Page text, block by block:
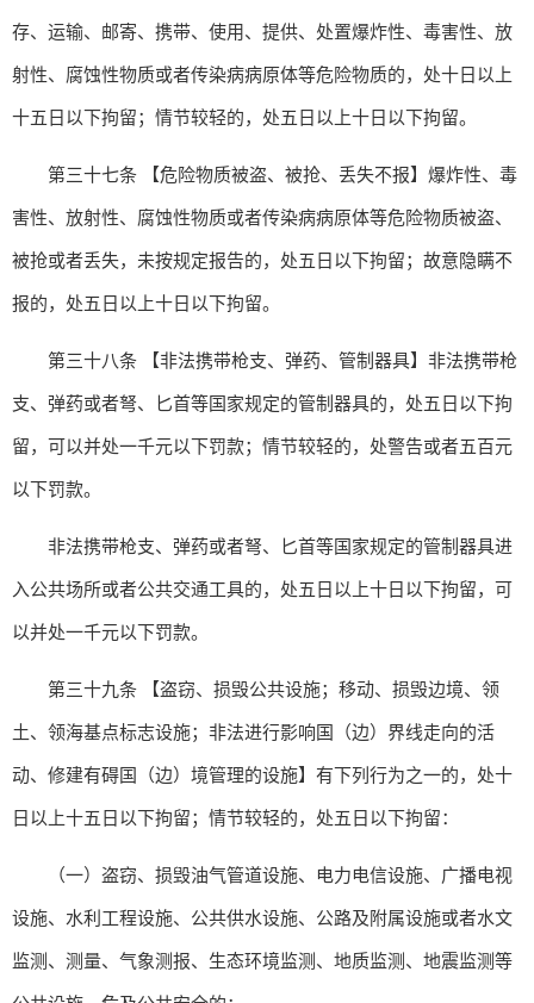
存、运输、邮寄、携带、使用、提供、处置爆炸性、毒害性、放
射性、腐蚀性物质或者传染病病原体等危险物质的，处十日以上
十五日以下拘留；情节较轻的，处五日以上十日以下拘留。
第三十七条 【危险物质被盗、被抢、丢失不报】爆炸性、毒
害性、放射性、腐蚀性物质或者传染病病原体等危险物质被盗、
被抢或者丢失，未按规定报告的，处五日以下拘留；故意隐瞒不
报的，处五日以上十日以下拘留。
第三十八条 【非法携带枪支、弹药、管制器具】非法携带枪
支、弹药或者弩、匕首等国家规定的管制器具的，处五日以下拘
留，可以并处一千元以下罚款；情节较轻的，处警告或者五百元
以下罚款。
非法携带枪支、弹药或者弩、匕首等国家规定的管制器具进
入公共场所或者公共交通工具的，处五日以上十日以下拘留，可
以并处一千元以下罚款。
第三十九条 【盗窃、损毁公共设施；移动、损毁边境、领
土、领海基点标志设施；非法进行影响国（边）界线走向的活
动、修建有碍国（边）境管理的设施】有下列行为之一的，处十
日以上十五日以下拘留；情节较轻的，处五日以下拘留：
（一）盗窃、损毁油气管道设施、电力电信设施、广播电视
设施、水利工程设施、公共供水设施、公路及附属设施或者水文
监测、测量、气象测报、生态环境监测、地质监测、地震监测等